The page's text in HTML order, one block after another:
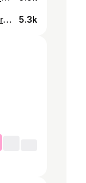
Kyiv, window view at 7 in the morning ten days ago. The closest time I saw and felt the russian missile hit so far @zeitmagazin #russianukrainewar #kyiv 5.3k